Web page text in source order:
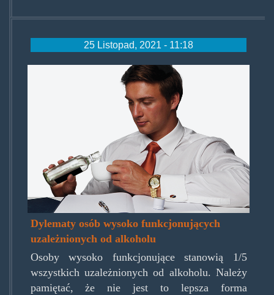
25 Listopad, 2021 - 11:18
Dylematy osób wysoko funkcjonujących
uzależnionych od alkoholu
Osoby wysoko funkcjonujące stanowią 1/5
wszystkich uzależnionych od alkoholu. Należy
pamiętać, że nie jest to lepsza forma